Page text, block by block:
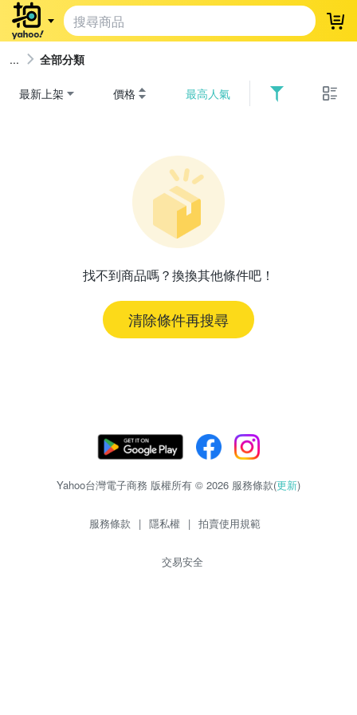
登
全部分類
最新上架 價格 最高人氣
找不到商品嗎？換換其他條件吧！
清除條件再搜尋
Yahoo台灣電子商務 版權所有 © 2026 服務條款(更新)
服務條款 | 隱私權 | 拍賣使用規範
交易安全